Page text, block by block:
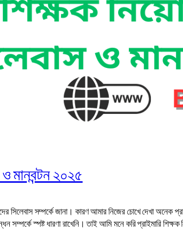
ও মানবন্টন ২০২৫
সিলেবাস সম্পর্কে জানা। কারণ আমার নিজের চোখে দেখা অনেক
সম্পর্কে স্পষ্ট ধারণা রাখেনি। তাই আমি মনে করি প্রাইমারি